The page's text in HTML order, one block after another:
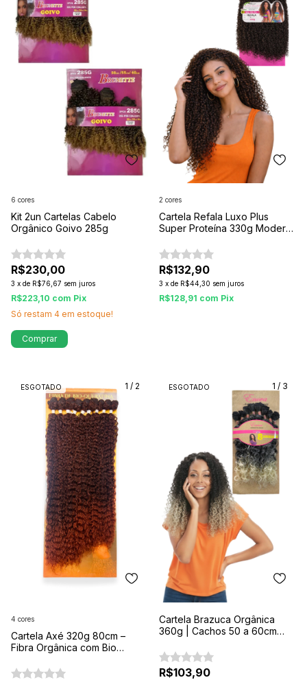
Kit 2un Cartelas Cabelo
Orgânico Goivo 285g
R$230,00
3 x de R$76,67 sem juros
R$223,10 com Pix
Só restam 4 em estoque!
6 cores
Comprar
Cartela Refala Luxo Plus
Super Proteína 330g Modern
para Tranças e Alongamento
R$132,90
3 x de R$44,30 sem juros
R$128,91 com Pix
2 cores
1 / 2
ESGOTADO
Cartela Axé 320g 80cm –
Fibra Orgânica com Bio
Definidos e Duradouros
4 cores
1 / 3
ESGOTADO
Cartela Brazuca Orgânica
360g | Cachos 50 a 60cm
R$103,90